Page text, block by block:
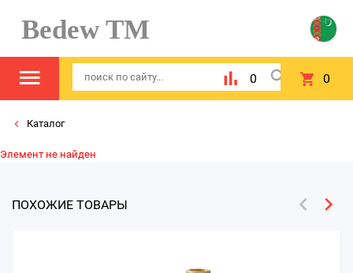
Bedew TM
0 0
Каталог
Элемент не найден
ПОХОЖИЕ ТОВАРЫ